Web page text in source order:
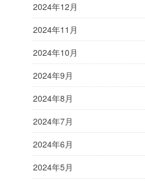
2024年12月
2024年11月
2024年10月
2024年9月
2024年8月
2024年7月
2024年6月
2024年5月